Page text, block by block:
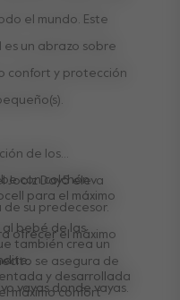
el mundo. Este
es un abrazo sobre
confort y protección
de los
Joolz Day5 eleva
su predecesor.
ofrecer el máximo
se asegura de
vayas donde vayas.
con colchón
para el máximo
bebé de las
también crea un
y desarrollada
máximo confort